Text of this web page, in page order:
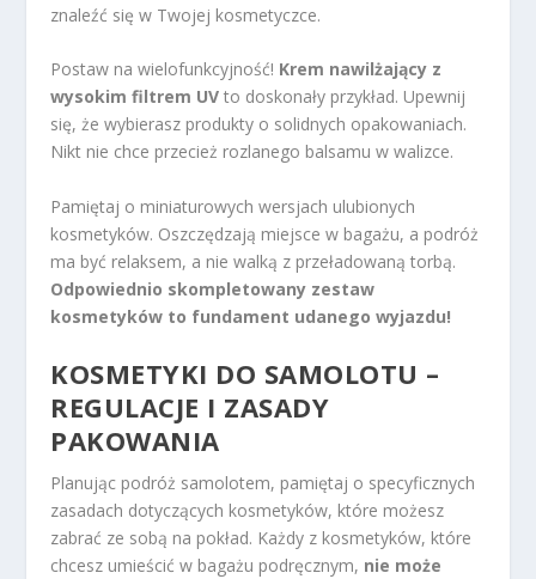
znaleźć się w Twojej kosmetyczce.
Postaw na wielofunkcyjność! Krem nawilżający z
wysokim filtrem UV to doskonały przykład. Upewnij
się, że wybierasz produkty o solidnych opakowaniach.
Nikt nie chce przecież rozlanego balsamu w walizce.
Pamiętaj o miniaturowych wersjach ulubionych
kosmetyków. Oszczędzają miejsce w bagażu, a podróż
ma być relaksem, a nie walką z przeładowaną torbą.
Odpowiednio skompletowany zestaw
kosmetyków to fundament udanego wyjazdu!
KOSMETYKI DO SAMOLOTU –
REGULACJE I ZASADY
PAKOWANIA
Planując podróż samolotem, pamiętaj o specyficznych
zasadach dotyczących kosmetyków, które możesz
zabrać ze sobą na pokład. Każdy z kosmetyków, które
chcesz umieścić w bagażu podręcznym, nie może